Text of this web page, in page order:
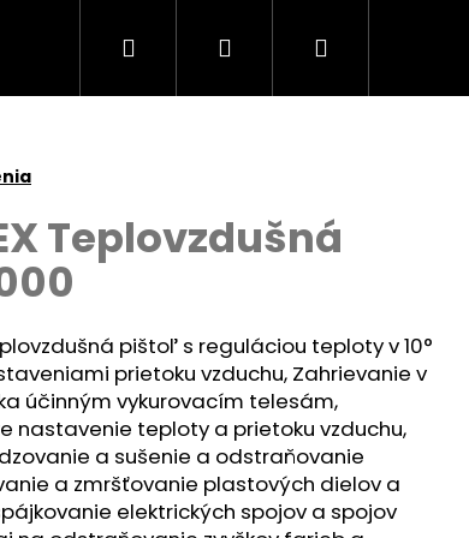
Stroje UHLOVÉ BRÚSKY
Hľadať PrihlásenieNákupný
Teplovzdušná
pištoľ s reguláciou teploty v 10°
prietoku vzduchu, Zahrievanie v
účinným vykurovacím telesám,
nastavenie teploty a prietoku vzduchu,
a sušenie a odstraňovanie
a zmršťovanie plastových dielov a
elektrických spojov a spojov
Nasledujúce